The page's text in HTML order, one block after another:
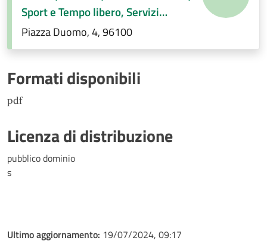
Sport e Tempo libero, Servizi
Demografici, Società partecipate,
Decentramento, Regolamenti di
Piazza Duomo, 4, 96100
Formati disponibili
pdf
Licenza di distribuzione
pubblico dominio
s
Ultimo aggiornamento: 19/07/2024, 09:17